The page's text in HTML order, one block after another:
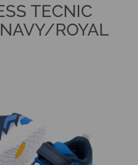
TECNIC
ROYAL